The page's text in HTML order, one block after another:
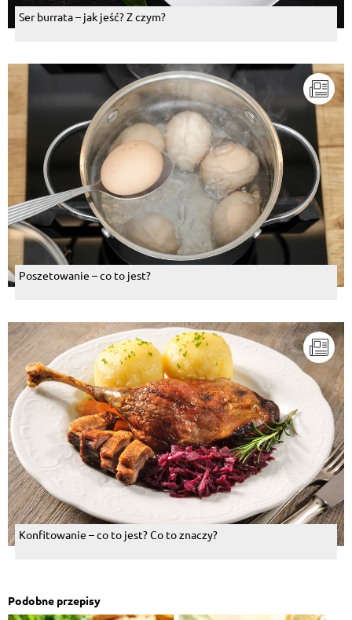
Ser burrata – jak jeść? Z czym?
Poszetowanie – co to jest?
Konfitowanie – co to jest? Co to znaczy?
Podobne przepisy